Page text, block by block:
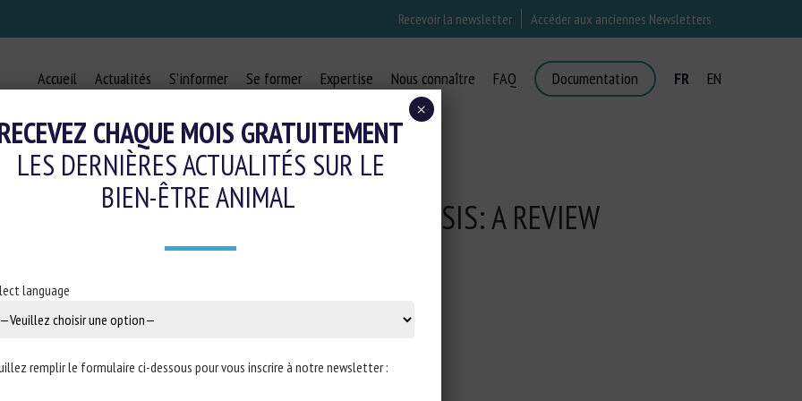
Recevoir la newsletter Accéder aux anciennes Newsletters
Accueil Actualités S’informer Se former Expertise Nous connaître FAQ Documentation FR EN
INSIGHTS INTO THE PATHOGENESIS: A REVIEW
dansLarge Animal Review
CHAQUE MOIS GRATUITEMENT
LES DERNIÈRES ACTUALITÉS SUR LE
BIEN-ÊTRE ANIMAL
language
remplir le formulaire ci-dessous pour vous inscrire à notre newsletter :
×